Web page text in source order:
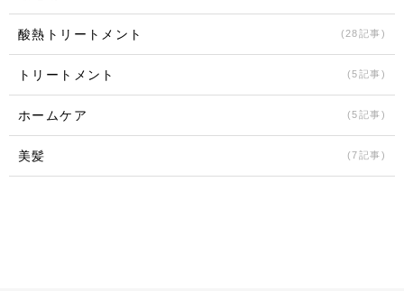
酸熱トリートメント (28記事)
トリートメント (5記事)
ホームケア (5記事)
美髪 (7記事)